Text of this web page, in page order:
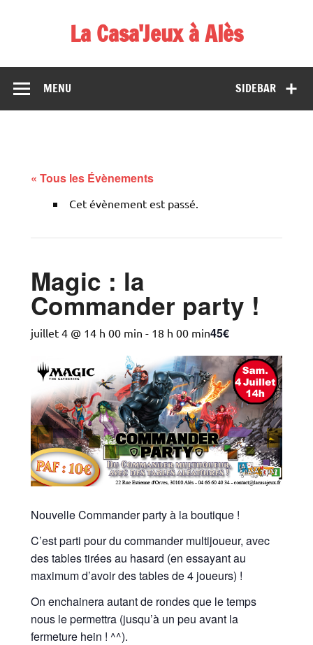
La Casa'Jeux à Alès
démos et de tournois
SIDEBAR
MENU
« Tous les Évènements
Cet évènement est passé.
Magic : la
Commander party !
juillet 4 @ 14 h 00 min - 18 h 00 min45€
Nouvelle Commander party à la boutique !
C’est parti pour du commander multijoueur, avec
des tables tirées au hasard (en essayant au
maximum d’avoir des tables de 4 joueurs) !
On enchainera autant de rondes que le temps
nous le permettra (jusqu’à un peu avant la
fermeture hein ! ^^).